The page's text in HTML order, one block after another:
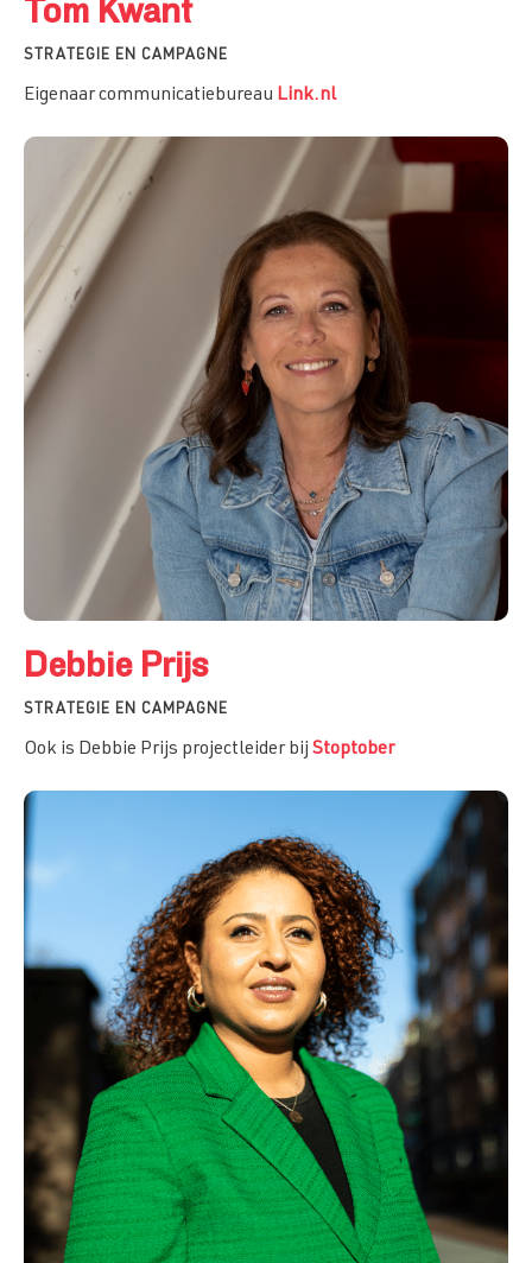
Tom Kwant
STRATEGIE EN CAMPAGNE
Eigenaar communicatiebureau Link.nl
Debbie Prijs
STRATEGIE EN CAMPAGNE
Ook is Debbie Prijs projectleider bij Stoptober